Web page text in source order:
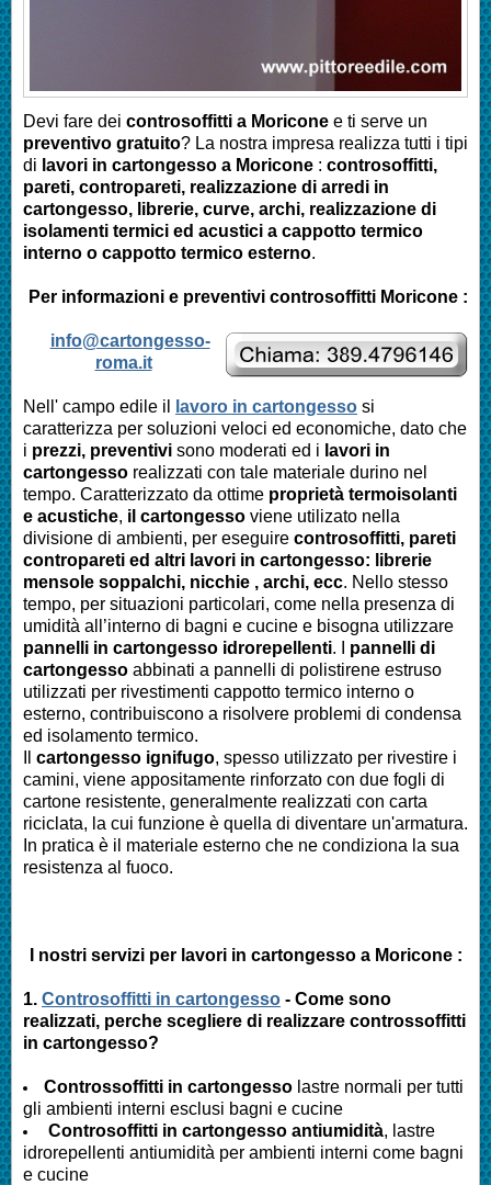
Devi fare dei controsoffitti a Moricone e ti serve un
preventivo gratuito? La nostra impresa realizza tutti i tipi
di lavori in cartongesso a Moricone : controsoffitti,
pareti, contropareti, realizzazione di arredi in
cartongesso, librerie, curve, archi, realizzazione di
isolamenti termici ed acustici a cappotto termico
interno o cappotto termico esterno.
Per informazioni e preventivi controsoffitti Moricone :
info@cartongesso-
roma.it
Nell' campo edile il lavoro in cartongesso si
caratterizza per soluzioni veloci ed economiche, dato che
i prezzi, preventivi sono moderati ed i lavori in
cartongesso realizzati con tale materiale durino nel
tempo. Caratterizzato da ottime proprietà termoisolanti
e acustiche, il cartongesso viene utilizato nella
divisione di ambienti, per eseguire controsoffitti, pareti
contropareti ed altri lavori in cartongesso: librerie
mensole soppalchi, nicchie , archi, ecc. Nello stesso
tempo, per situazioni particolari, come nella presenza di
umidità all’interno di bagni e cucine e bisogna utilizzare
pannelli in cartongesso idrorepellenti. I pannelli di
cartongesso abbinati a pannelli di polistirene estruso
utilizzati per rivestimenti cappotto termico interno o
esterno, contribuiscono a risolvere problemi di condensa
ed isolamento termico.
cartongesso ignifugo, spesso utilizzato per rivestire i
camini, viene appositamente rinforzato con due fogli di
cartone resistente, generalmente realizzati con carta
riciclata, la cui funzione è quella di diventare un'armatura.
In pratica è il materiale esterno che ne condiziona la sua
resistenza al fuoco.
I nostri servizi per lavori in cartongesso a Moricone :
1. Controsoffitti in cartongesso - Come sono
realizzati, perche scegliere di realizzare controssoffitti
in cartongesso?
Controssoffitti in cartongesso lastre normali per tutti
gli ambienti interni esclusi bagni e cucine
Controsoffitti in cartongesso antiumidità, lastre
idrorepellenti antiumidità per ambienti interni come bagni
e cucine